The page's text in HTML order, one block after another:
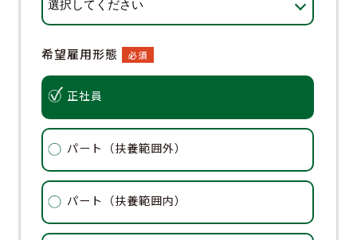
希望雇用形態 必須
正社員
パート（扶養範囲外）
パート（扶養範囲内）